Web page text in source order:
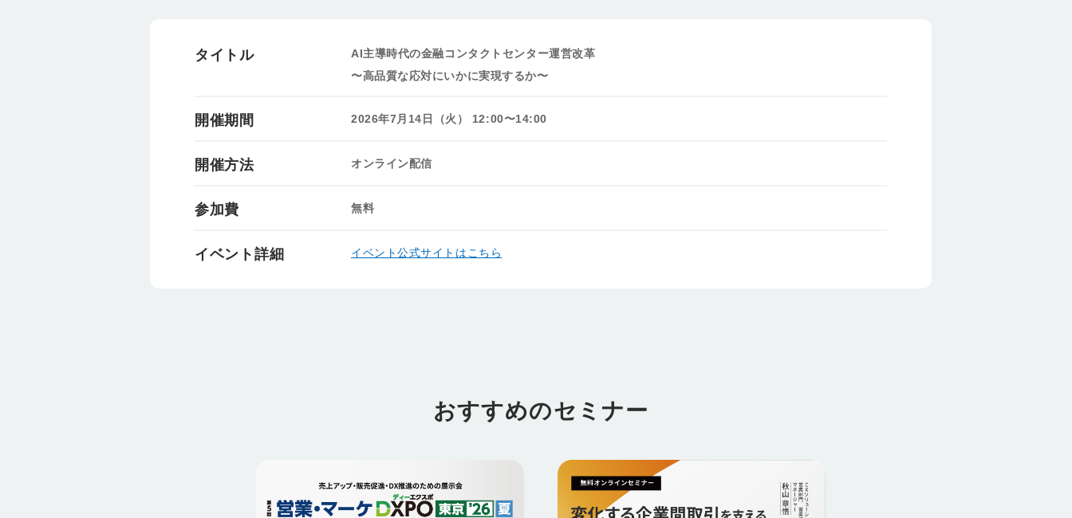
タイトル
AI主導時代の金融コンタクトセンター運営改革
〜高品質な応対にいかに実現するか〜
開催期間 2026年7月14日（火） 12:00〜14:00
開催方法 オンライン配信
参加費 無料
イベント詳細 イベント公式サイトはこちら
おすすめのセミナー